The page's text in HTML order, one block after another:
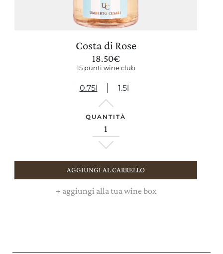
Costa di Rose
18.50€
15 punti wine club
0.75l 1.5l
QUANTITÀ
AGGIUNGI AL CARRELLO
+ aggiungi alla tua wine box